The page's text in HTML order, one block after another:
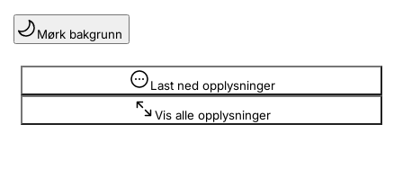
Lag og forening
Registrere, endre, slette
Mørk bakgrunn
Last ned opplysninger
Vis alle opplysninger
Opplysninger er skjult